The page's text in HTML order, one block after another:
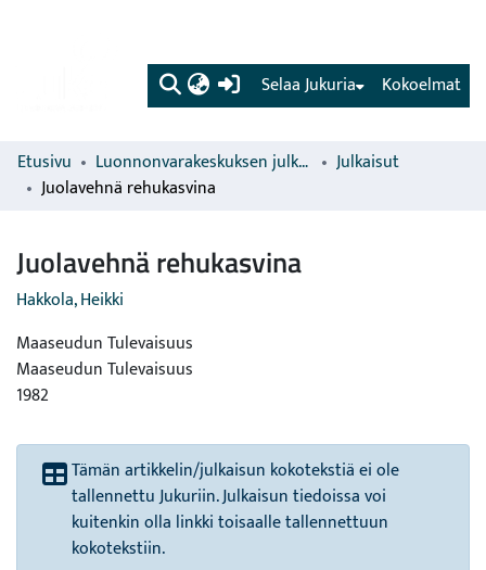
(current) Kokoelmat
Selaa Jukuria
Etusivu Luonnonvarakeskuksen julkaisut
Julkaisut
Juolavehnä rehukasvina
Juolavehnä rehukasvina
Hakkola, Heikki
Maaseudun Tulevaisuus
Maaseudun Tulevaisuus
1982
Tämän artikkelin/julkaisun kokotekstiä ei ole
tallennettu Jukuriin. Julkaisun tiedoissa voi
kuitenkin olla linkki toisaalle tallennettuun
kokotekstiin.